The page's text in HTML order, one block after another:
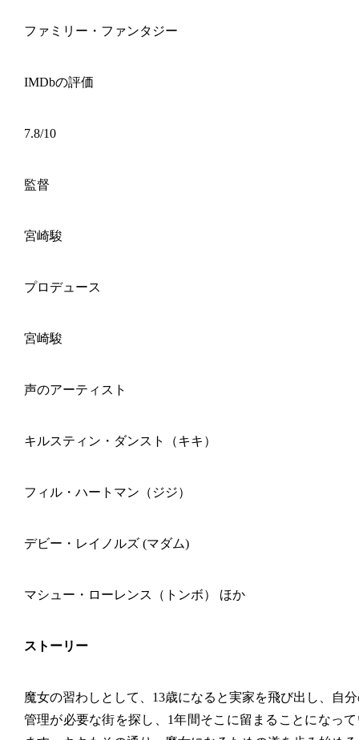
ファミリー・ファンタジー
IMDbの評価
7.8/10
監督
宮崎駿
プロデュース
宮崎駿
声のアーティスト
キルスティン・ダンスト（キキ）
フィル・ハートマン（ジジ）
デビー・レイノルズ (マダム)
マシュー・ローレンス（トンボ） ほか
ストーリー
魔女の習わしとして、13歳になると実家を飛び出し、自
管理が必要な街を探し、1年間そこに留まることになっ